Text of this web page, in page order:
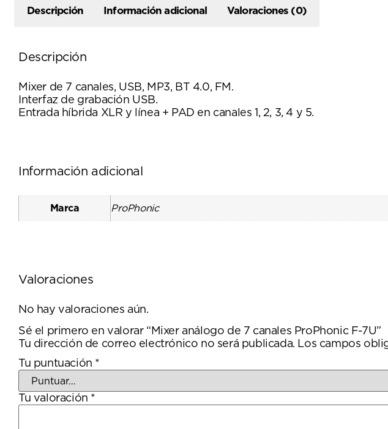
Descripción Información adicional Valoraciones (0)
Descripción
Mixer de 7 canales, USB, MP3, BT 4.0, FM.
Interfaz de grabación USB.
Entrada híbrida XLR y línea + PAD en canales 1, 2, 3, 4 y 5.
Información adicional
Marca ProPhonic
Valoraciones
No hay valoraciones aún.
Sé el primero en valorar “Mixer análogo de 7 canales ProPhonic F-7U”
Tu dirección de correo electrónico no será publicada. Los campos
Tu puntuación *
Tu valoración *